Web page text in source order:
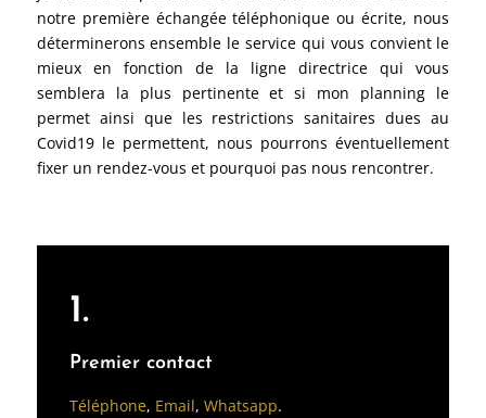
notre première échangée téléphonique ou écrite, nous
déterminerons ensemble le service qui vous convient le
mieux en fonction de la ligne directrice qui vous
semblera la plus pertinente et si mon planning le
permet ainsi que les restrictions sanitaires dues au
Covid19 le permettent, nous pourrons éventuellement
fixer un rendez-vous et pourquoi pas nous rencontrer.
1.
Premier contact
Téléphone, Email, Whatsapp.